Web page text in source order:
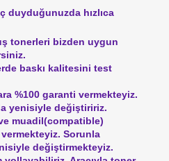
duyduğunuzda hızlıca
tonerleri bizden uygun
baskı kalitesini test
%100 garanti vermekteyiz.
yenisiyle değiştiririz.
muadil(compatible)
Sorunla
değiştirmekteyiz.